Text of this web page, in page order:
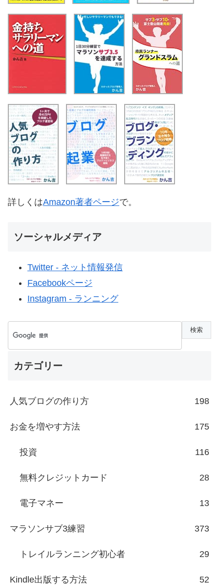
詳しくはAmazon著者ページで。
ソーシャルメディア
Twitter - ネット情報発信
Facebookページ
Instagram - ランニング
カテゴリー
人気ブログの作り方 198
お金を増やす方法 175
投資 116
無料クレジットカード 28
電子マネー 13
マラソンサブ3練習 373
トレイルランニング初心者 29
Kindle出版する方法 52